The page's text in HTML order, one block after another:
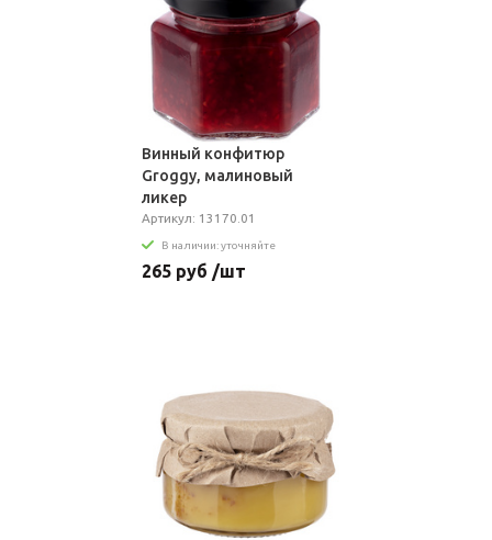
Винный конфитюр
Groggy, малиновый
ликер
Артикул: 13170.01
В наличии: уточняйте
265 руб /шт